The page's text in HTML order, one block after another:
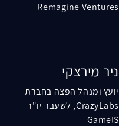
Remagine Ventures
ניר מירצקי
יועץ ומנהל הפצה בחברת
CrazyLabs, לשעבר יו"ר
GameIS